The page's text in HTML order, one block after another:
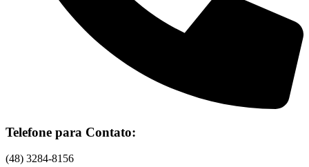
Telefone para Contato:
(48) 3284-8156